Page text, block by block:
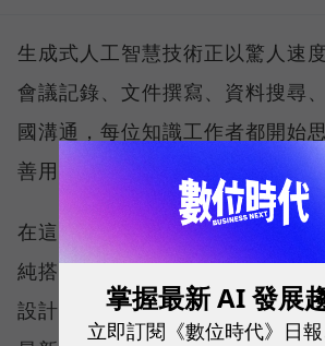
生成式人工智慧技術正以驚人速
會議記錄、文件撰寫、資料搜尋
國溝通，每位知識工作者都開始
善用 AI 嗎？我的硬體跟得上生產
在這樣的氛圍下，市場對 AI PC
純搭載最新處理器，擴展到如何
設計與真實使用情境無縫整合。
掌握最新 AI 發展
立即訂閱《數位時代》日